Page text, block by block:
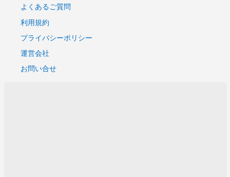
よくあるご質問
利用規約
プライバシーポリシー
運営会社
お問い合せ